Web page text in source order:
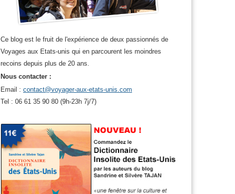
Ce blog est le fruit de l'expérience de deux passionnés de
Voyages aux Etats-unis qui en parcourent les moindres
recoins depuis plus de 20 ans.
Nous contacter :
Email : contact@voyager-aux-etats-unis.com
Tel : 06 61 35 90 80 (9h-23h 7j/7)